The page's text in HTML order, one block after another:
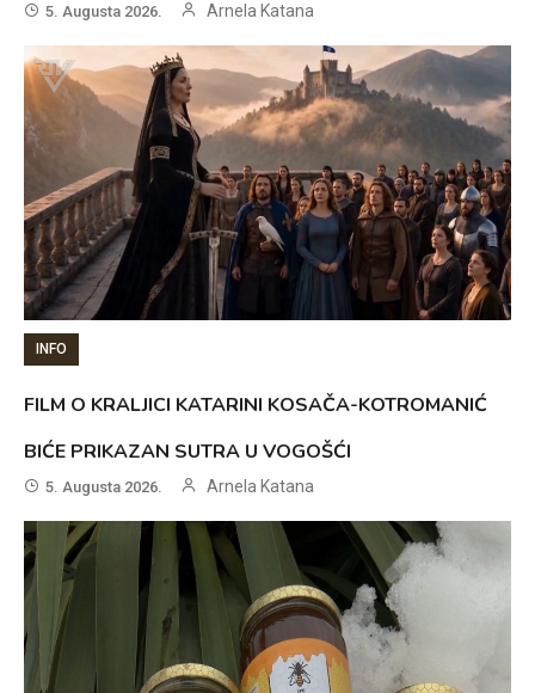
5. Augusta 2026. Arnela Katana
INFO
FILM O KRALJICI KATARINI KOSAČA-KOTROMANIĆ
BIĆE PRIKAZAN SUTRA U VOGOŠĆI
5. Augusta 2026. Arnela Katana